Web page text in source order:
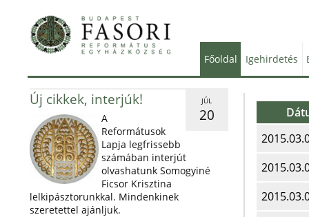
Főoldal Igehirdetés
JÚL
20
Új cikkek, interjúk!
A
Reformátusok
Lapja legfrissebb
számában interjút
olvashatunk Somogyiné
Ficsor Krisztina
lelkipásztorunkkal. Mindenkinek
szeretettel ajánljuk.